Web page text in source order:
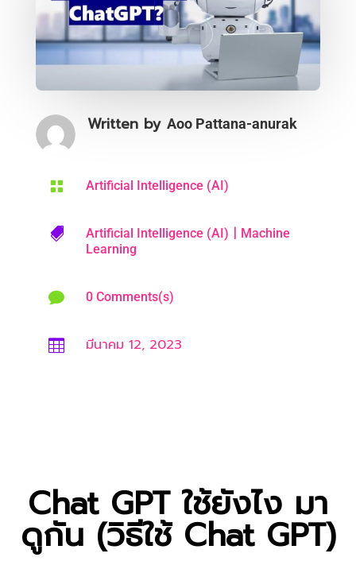
Written by Aoo Pattana-anurak
 Artificial Intelligence (AI)
 Artificial Intelligence (AI) | Machine
Learning
 0 Comments(s)
 มีนาคม 12, 2023
Chat GPT ใช้ยังไง มา
ดูกัน (วิธีใช้ Chat GPT)